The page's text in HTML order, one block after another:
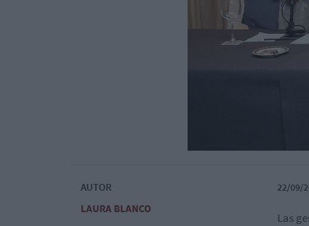
AUTOR
LAURA BLANCO
22/09/
Las